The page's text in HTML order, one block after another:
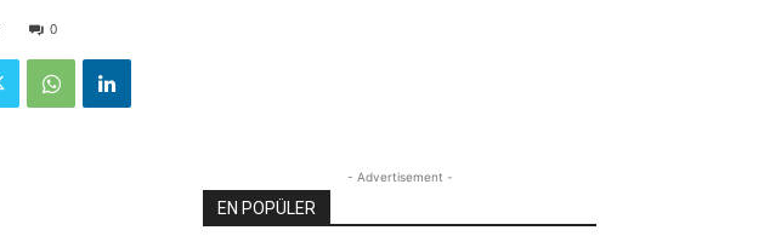
0
- Advertisement -
EN POPÜLER